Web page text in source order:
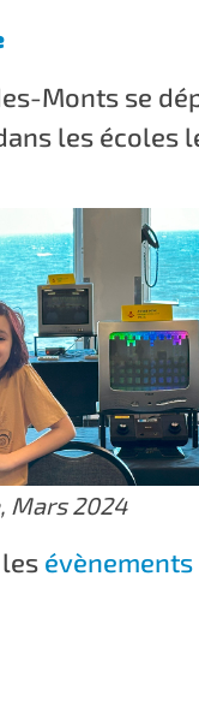
Monts se
les écoles
Mars 2024
évènements